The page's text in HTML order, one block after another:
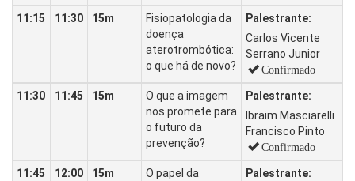
11:15 11:30 15m
Fisiopatologia da
doença
aterotrombótica:
o que há de novo?
Palestrante:
Carlos Vicente
Serrano Junior
Confirmado
11:30 11:45 15m
O que a imagem
nos promete para
o futuro da
prevenção?
Palestrante:
Ibraim Masciarelli
Francisco Pinto
Confirmado
11:45 12:00 15m
O papel da
Palestrante: